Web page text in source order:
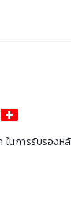
ในการรับรอ